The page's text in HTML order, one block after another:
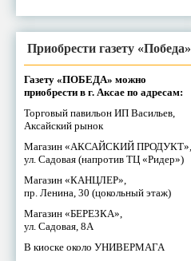
Приобрести газету «Победа»
Газету «ПОБЕДА» можно
приобрести в г. Аксае по адресам:
Торговый павильон ИП Васильев,
Аксайский рынок
Магазин «АКСАЙСКИЙ ПРОДУКТ»,
ул. Садовая (напротив ТЦ «Ридер»)
Магазин «КАНЦЛЕР»,
пр. Ленина, 30 (цокольный этаж)
Магазин «БЕРЕЗКА»,
ул. Садовая, 8А
В киоске около УНИВЕРМАГА